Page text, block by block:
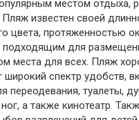
местом отдыха,
известен своей
цвета, протяженностью
подходящим для
места для всех. Пляж
широкий спектр удобств,
переодевания, туалеты,
а также кинотеатр.